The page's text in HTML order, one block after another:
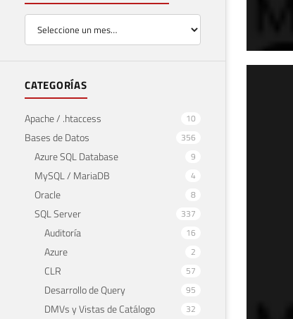
CATEGORÍAS
Apache / .htaccess 10
Bases de Datos 356
Azure SQL Database 9
MySQL / MariaDB 4
Oracle 8
SQL Server 337
Auditoría 16
Azure 2
CLR 57
Desarrollo de Query 95
DMVs y Vistas de Catálogo 32